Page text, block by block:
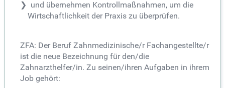
und übernehmen Kontrollmaßnahmen, um die
Wirtschaftlichkeit der Praxis zu überprüfen.
ZFA: Der Beruf Zahnmedizinische/r Fachangestellte/r
ist die neue Bezeichnung für den/die
Zahnarzthelfer/in. Zu seinen/ihren Aufgaben in ihrem
Job gehört: